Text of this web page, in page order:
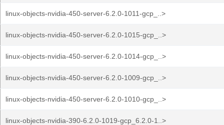
linux-objects-nvidia-450-server-6.2.0-1011-gcp_..>
linux-objects-nvidia-450-server-6.2.0-1015-gcp_..>
linux-objects-nvidia-450-server-6.2.0-1014-gcp_..>
linux-objects-nvidia-450-server-6.2.0-1009-gcp_..>
linux-objects-nvidia-450-server-6.2.0-1010-gcp_..>
linux-objects-nvidia-390-6.2.0-1019-gcp_6.2.0-1..>